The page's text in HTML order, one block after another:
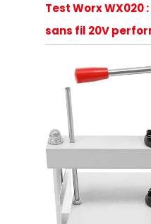
Test Worx
sans fil 20V